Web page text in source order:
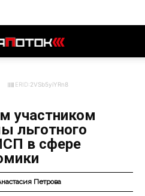
ERID:2VSb5yiYRn8
участником
льготного
в сфере
Петрова